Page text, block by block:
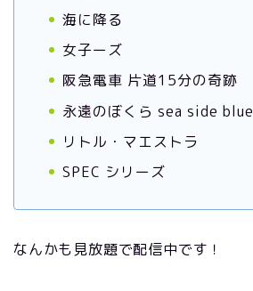
海に降る
女子ーズ
阪急電車 片道15分の奇跡
永遠のぼくら sea side blue
リトル・マエストラ
SPEC シリーズ
なんかも見放題で配信中です！